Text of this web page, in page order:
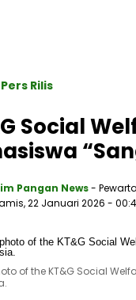
Pers Rilis
Social
Pangan News- Pewarta
22 Januari 2026 -
of the KT&G Social